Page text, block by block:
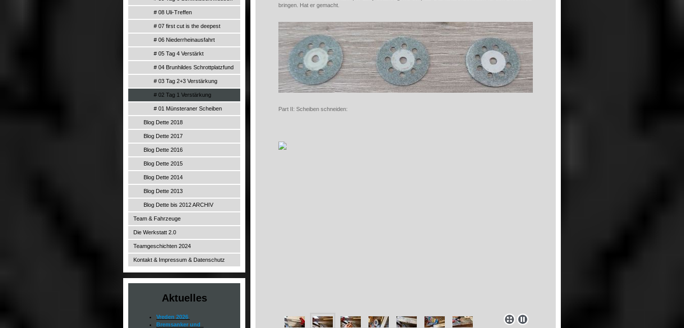
# 08 Uli-Treffen
# 07 first cut is the deepest
# 06 Niederrheinausfahrt
# 05 Tag 4 Verstärkt
# 04 Brunhildes Schrottplatzfund
# 03 Tag 2+3 Verstärkung
# 02 Tag 1 Verstärkung
# 01 Münsteraner Scheiben
Blog Dette 2018
Blog Dette 2017
Blog Dette 2016
Blog Dette 2015
Blog Dette 2014
Blog Dette 2013
Blog Dette bis 2012 ARCHIV
Team & Fahrzeuge
Die Werkstatt 2.0
Teamgeschichten 2024
Kontakt & Impressum & Datenschutz
Aktuelles
Vreden 2026
Bremsanker und
bringen. Hat er gemacht.
Part II: Scheiben schneiden: